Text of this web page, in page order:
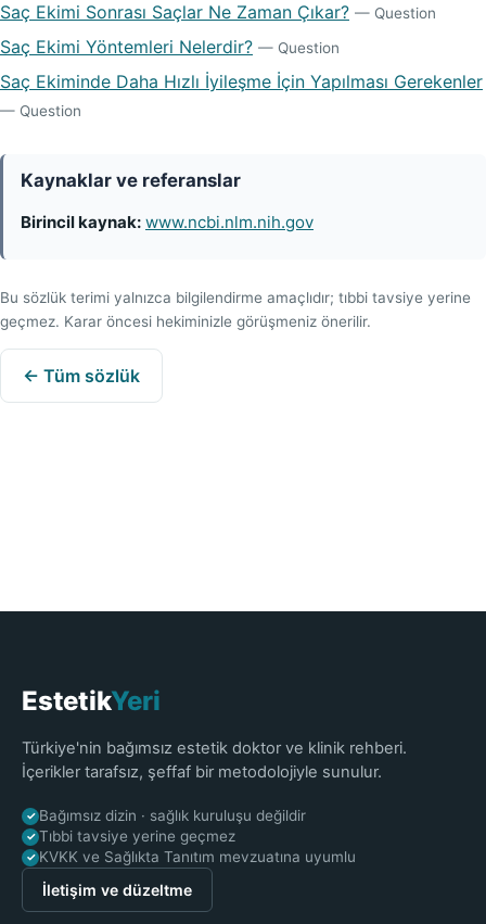
Saç Ekimi Sonrası Saçlar Ne Zaman Çıkar? — Question
Saç Ekimi Yöntemleri Nelerdir? — Question
Saç Ekiminde Daha Hızlı İyileşme İçin Yapılması Gerekenler
— Question
Kaynaklar ve referanslar
Birincil kaynak: www.ncbi.nlm.nih.gov
Bu sözlük terimi yalnızca bilgilendirme amaçlıdır; tıbbi tavsiye yerine
geçmez. Karar öncesi hekiminizle görüşmeniz önerilir.
← Tüm sözlük
EstetikYeri
Türkiye'nin bağımsız estetik doktor ve klinik rehberi.
İçerikler tarafsız, şeffaf bir metodolojiyle sunulur.
✓ Bağımsız dizin · sağlık kuruluşu değildir
✓ Tıbbi tavsiye yerine geçmez
✓ KVKK ve Sağlıkta Tanıtım mevzuatına uyumlu
İletişim ve düzeltme